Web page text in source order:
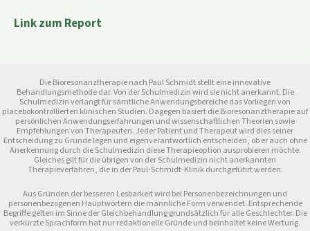
Link zum Report
Die Bioresonanztherapie nach Paul Schmidt stellt eine innovative
Behandlungsmethode dar. Von der Schulmedizin wird sie nicht anerkannt. Die
Schulmedizin verlangt für sämtliche Anwendungsbereiche das Vorliegen von
placebokontrollierten klinischen Studien. Dagegen basiert die Bioresonanztherapie auf
persönlichen Anwendungserfahrungen und wissenschaftlichen Theorien sowie
Empfehlungen von Therapeuten. Jeder Patient und Therapeut wird dies seiner
Entscheidung zu Grunde legen und eigenverantwortlich entscheiden, ob er auch ohne
Anerkennung durch die Schulmedizin diese Therapieoption ausprobieren möchte.
Gleiches gilt für die übrigen von der Schulmedizin nicht anerkannten
Therapieverfahren, die in der Paul-Schmidt-Klinik durchgeführt werden.
Aus Gründen der besseren Lesbarkeit wird bei Personenbezeichnungen und
personenbezogenen Hauptwörtern die männliche Form verwendet. Entsprechende
Begriffe gelten im Sinne der Gleichbehandlung grundsätzlich für alle Geschlechter. Die
verkürzte Sprachform hat nur redaktionelle Gründe und beinhaltet keine Wertung.